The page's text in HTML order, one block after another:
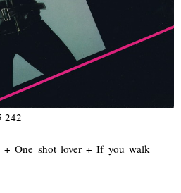
242
+ One shot lover + If you walk